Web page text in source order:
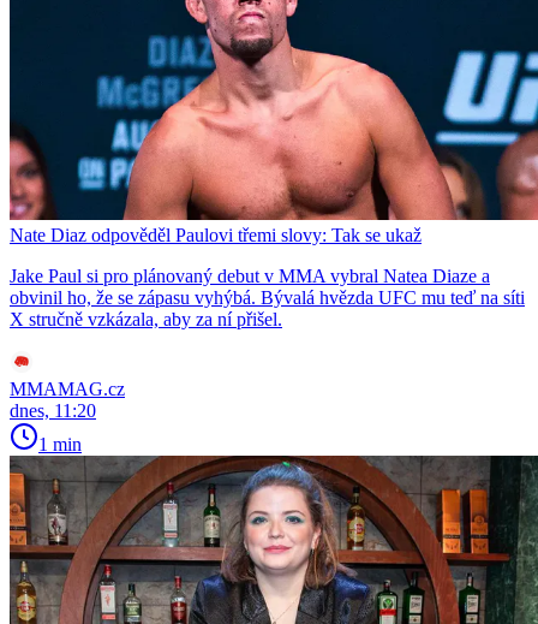
Nate Diaz odpověděl Paulovi třemi slovy: Tak se ukaž
Jake Paul si pro plánovaný debut v MMA vybral Natea Diaze a
obvinil ho, že se zápasu vyhýbá. Bývalá hvězda UFC mu teď na síti
X stručně vzkázala, aby za ní přišel.
MMAMAG.cz
dnes, 11:20
1 min